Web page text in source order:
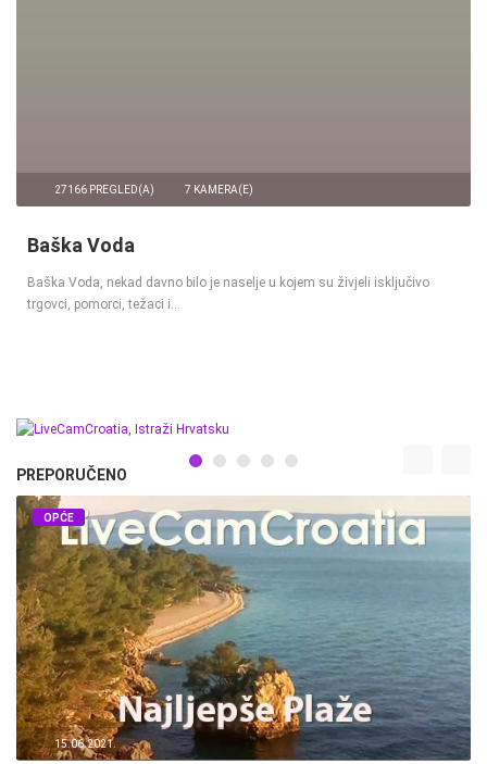
27166 PREGLED(A) 7 KAMERA(E)
Baška Voda
Baška Voda, nekad davno bilo je naselje u kojem su živjeli isključivo
trgovci, pomorci, težaci i…
PREPORUČENO
15.06.2021.
OPĆE